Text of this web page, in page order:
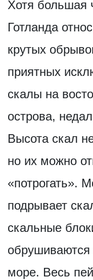
Хотя большая
Готланда
крутых
приятных
скалы на
острова,
Высота скал
но их можно
«потрогать».
подрывает
скальные
обрушиваются
море. Весь